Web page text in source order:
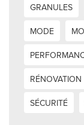
GRANULES
MODE
RÉNOVATION
SÉCURITÉ